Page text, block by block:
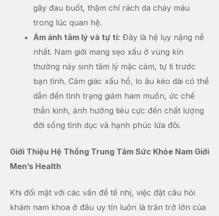
gây đau buốt, thậm chí rách da chảy máu
trong lúc quan hệ.
Ám ảnh tâm lý và tự ti: Đây là hệ lụy nặng nề
nhất. Nam giới mang sẹo xấu ở vùng kín
thường nảy sinh tâm lý mặc cảm, tự ti trước
bạn tình. Cảm giác xấu hổ, lo âu kéo dài có thể
dẫn đến tình trạng giảm ham muốn, ức chế
thần kinh, ảnh hưởng tiêu cực đến chất lượng
đời sống tình dục và hạnh phúc lứa đôi.
Giới Thiệu Hệ Thống Trung Tâm Sức Khỏe Nam Giới
Men’s Health
Khi đối mặt với các vấn đề tế nhị, việc đặt câu hỏi
khám nam khoa ở đâu uy tín luôn là trăn trở lớn của